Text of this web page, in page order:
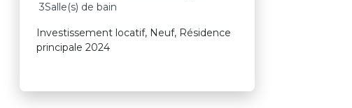
3Salle(s) de bain
Investissement locatif, Neuf, Résidence
principale 2024